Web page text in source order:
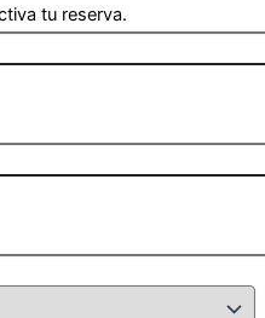
tu reserva.